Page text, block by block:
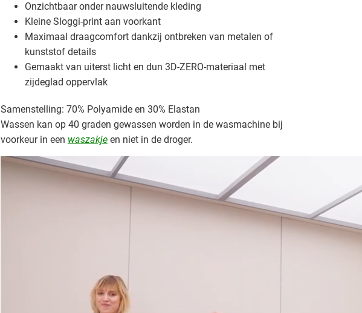
Onzichtbaar onder nauwsluitende kleding
Kleine Sloggi-print aan voorkant
Maximaal draagcomfort dankzij ontbreken van metalen of
kunststof details
Gemaakt van uiterst licht en dun 3D-ZERO-materiaal met
zijdeglad oppervlak
Samenstelling: 70% Polyamide en 30% Elastan
Wassen kan op 40 graden gewassen worden in de wasmachine bij
voorkeur in een waszakjeen niet in de droger.